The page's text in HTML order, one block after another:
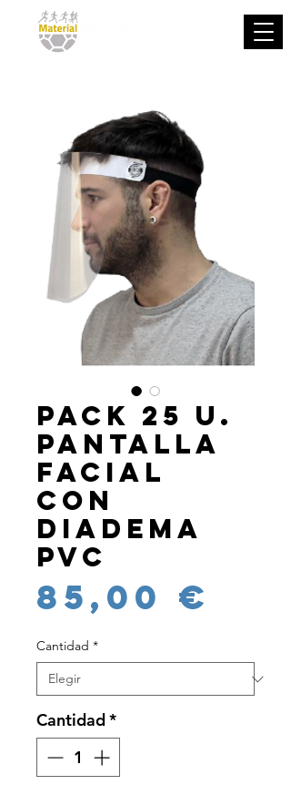
Pack 25 u.
Pantalla
facial
con
diadema
PVC
85,00 €
Cantidad *
Cantidad*